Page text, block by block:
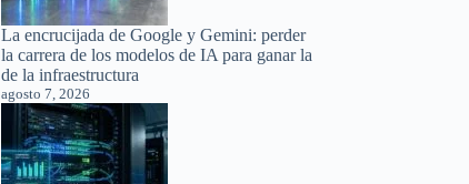
La encrucijada de Google y Gemini: perder
la carrera de los modelos de IA para ganar la
de la infraestructura
agosto 7, 2026